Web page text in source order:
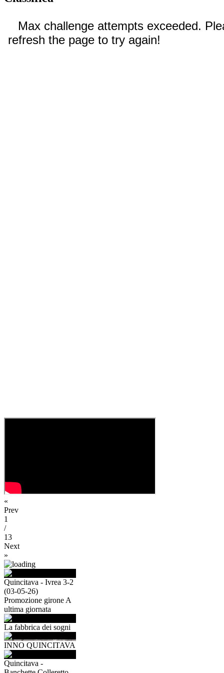
«
Prev
1
/
13
Next
»
Quincitava - Ivrea 3-2
(03-05-26)
Promozione girone A
ultima giornata
La fabbrica dei sogni
INNO QUINCITAVA
Quincitava -